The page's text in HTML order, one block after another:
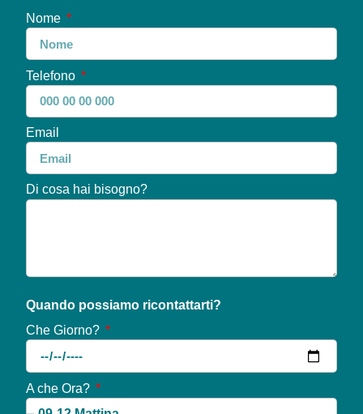
Nome
Telefono
Email
Di cosa hai bisogno?
Quando possiamo ricontattarti?
Che Giorno?
A che Ora?